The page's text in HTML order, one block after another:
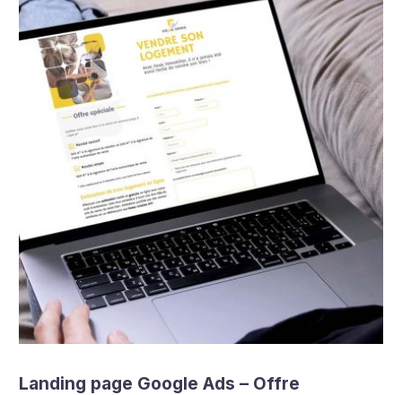
Landing page Google Ads – Offre